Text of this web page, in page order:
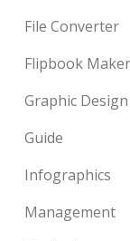
File Converter
Flipbook Maker
Graphic Design
Guide
Infographics
Management